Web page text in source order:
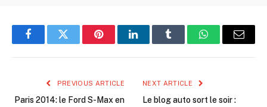
FacebookTwitter PinterestLinkedInTumblr WhatsAppEmail
PREVIOUS ARTICLE
Paris 2014: le Ford S-Max en
NEXT ARTICLE
Le blog auto sort le soir :